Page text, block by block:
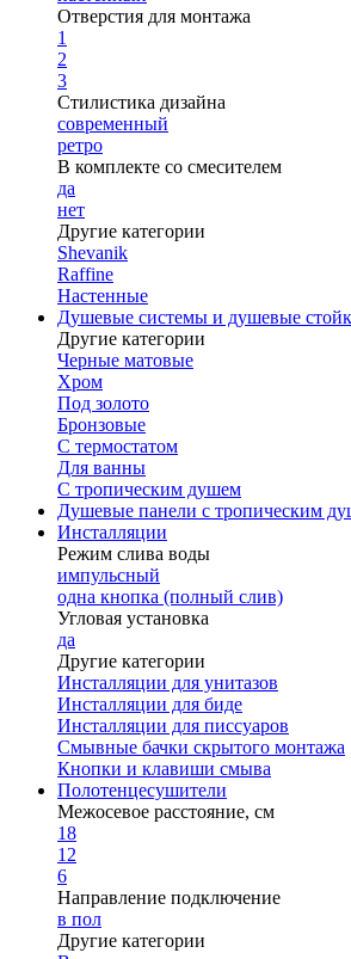
Отверстия для монтажа
1
2
3
Стилистика дизайна
современный
ретро
В комплекте со смесителем
да
нет
Другие категории
Shevanik
Raffine
Настенные
Душевые системы и душевые
Другие категории
Черные матовые
Хром
Под золото
Бронзовые
С термостатом
Для ванны
С тропическим душем
Душевые панели с тропическим
Инсталляции
Режим слива воды
импульсный
одна кнопка (полный слив)
Угловая установка
да
Другие категории
Инсталляции для унитазов
Инсталляции для биде
Инсталляции для писсуаров
Смывные бачки скрытого монтажа
Кнопки и клавиши смыва
Полотенцесушители
Межосевое расстояние, см
18
12
6
Направление подключение
в пол
Другие категории